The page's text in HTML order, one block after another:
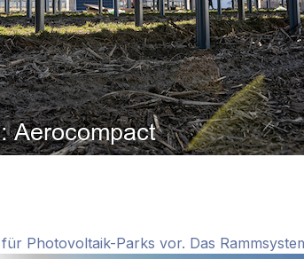
Photovoltaik-Parks vor. Das